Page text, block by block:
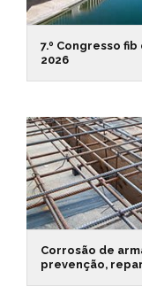
7.º Congresso
2026
Corrosão de
prevenção,